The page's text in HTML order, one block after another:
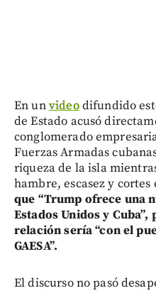
En unvideodifundido
de Estado acusó
conglomerado
Fuerzas Armadas
riqueza de la isla
hambre, escasez y cortes
que “Trump ofrece una
Estados Unidos y
relación sería “con el
GAESA”.
El discurso no pasó